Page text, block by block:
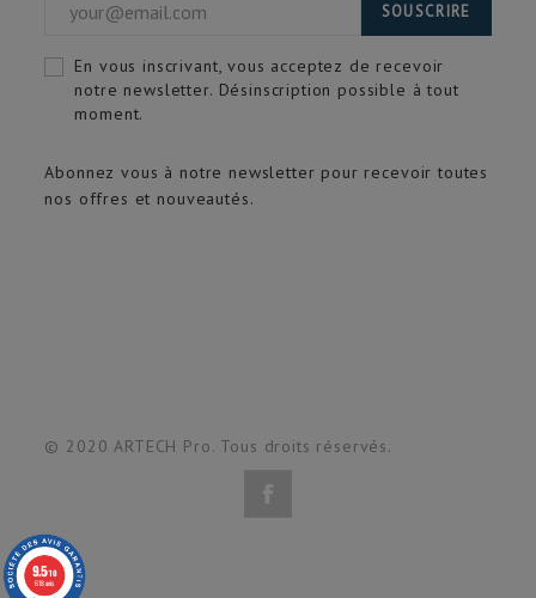
Abonnez vous à notre newsletter pour recevoir toutes
nos offres et nouveautés.
SOUSCRIRE
En vous inscrivant, vous acceptez de recevoir
notre newsletter. Désinscription possible à tout
moment.
© 2020 ARTECH Pro. Tous droits réservés.
9.5/10
618 avis